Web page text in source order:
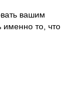
вашим
именно то, что